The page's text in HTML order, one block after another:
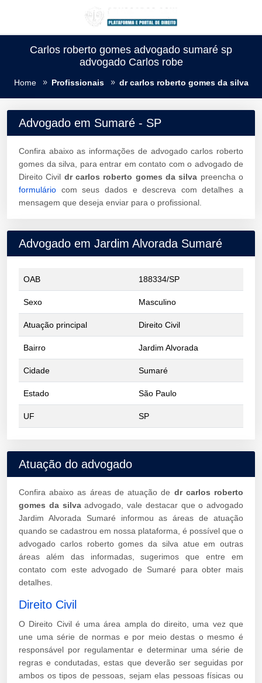
Carlos roberto gomes advogado sumaré sp
advogado Carlos robe
Home Profissionais dr carlos roberto gomes da silva
Advogado em Sumaré - SP
Confira abaixo as informações de advogado carlos roberto
gomes da silva, para entrar em contato com o advogado de
Direito Civil dr carlos roberto gomes da silva preencha o
formulário com seus dados e descreva com detalhes a
mensagem que deseja enviar para o profissional.
Advogado em Jardim Alvorada Sumaré
OAB 188334/SP
Sexo Masculino
Atuação principal Direito Civil
Bairro Jardim Alvorada
Cidade Sumaré
Estado São Paulo
UF SP
Atuação do advogado
Confira abaixo as áreas de atuação de dr carlos roberto
gomes da silvaadvogado, vale destacar que o advogado
Jardim Alvorada Sumaré informou as áreas de atuação
quando se cadastrou em nossa plataforma, é possível que o
advogado carlos roberto gomes da silva atue em outras
áreas além das informadas, sugerimos que entre em
contato com este advogado de Sumaré para obter mais
detalhes.
Direito Civil
O Direito Civil é uma área ampla do direito, uma vez que
une uma série de normas e por meio destas o mesmo é
responsável por regulamentar e determinar uma série de
regras e condutadas, estas que deverão ser seguidas por
ambos os tipos de pessoas, sejam elas pessoas físicas ou